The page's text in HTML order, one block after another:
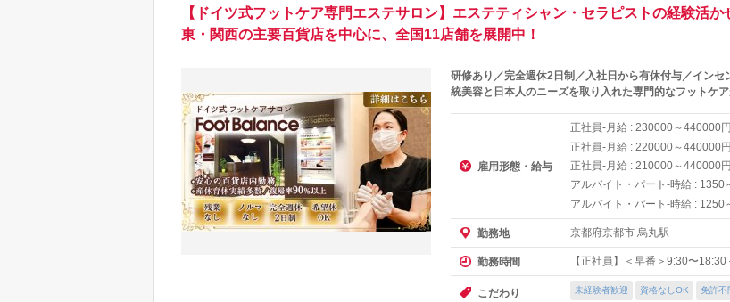
【ドイツ式フットケア専門エステサロン】エステティシャン・セラピストの経験活
東・関西の主要百貨店を中心に、全国11店舗を展開中！
研修あり／完全週休2日制／入社日から有休付与／イン
統美容と日本人のニーズを取り入れた専門的なフットケ
雇用形態・給与
正社員-月給 : 230000～440000円
正社員-月給 : 220000～440000円
正社員-月給 : 210000～440000円
アルバイト・パート-時給 : 1350
アルバイト・パート-時給 : 1250
勤務地 京都府京都市 烏丸駅
勤務時間 【正社員】＜早番＞9:30〜
こだわり 未経験者歓迎 資格なしOK 免許不